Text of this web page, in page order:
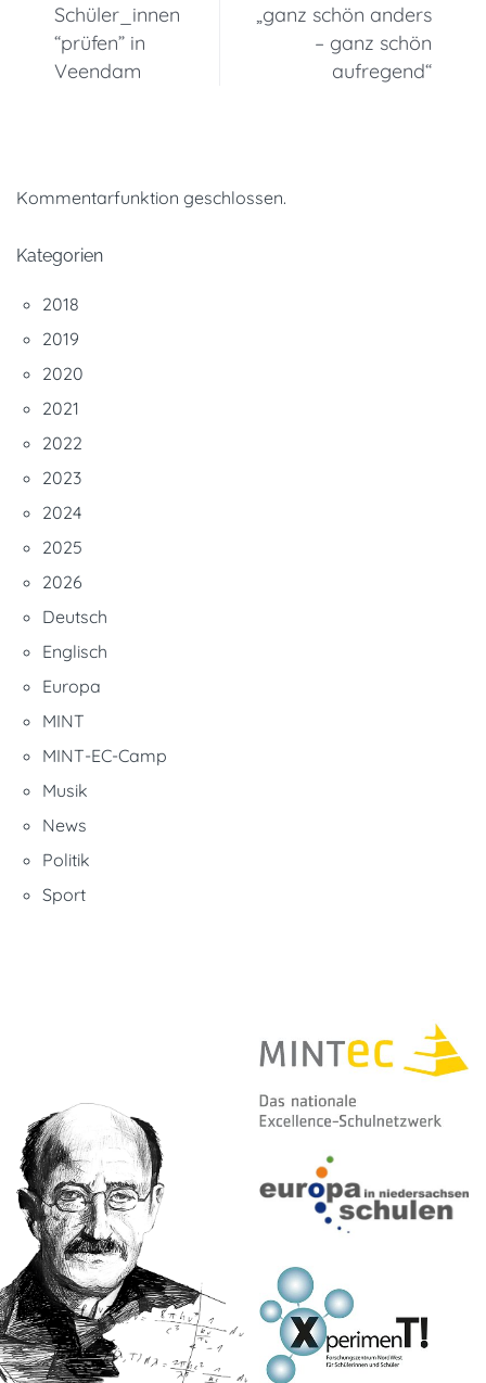
Schüler_innen
“prüfen” in
Veendam
„ganz schön anders
– ganz schön
aufregend“
Kommentarfunktion geschlossen.
Kategorien
2018
2019
2020
2021
2022
2023
2024
2025
2026
Deutsch
Englisch
Europa
MINT
MINT-EC-Camp
Musik
News
Politik
Sport